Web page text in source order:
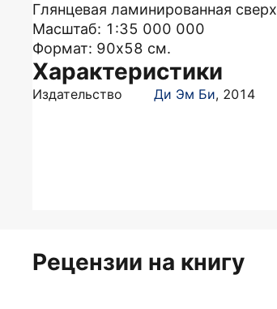
Глянцевая ламинированная
Масштаб: 1:35 000 000
Формат: 90х58 см.
Характеристики
Издательство Ди Эм Би, 2014
Рецензии на книгу